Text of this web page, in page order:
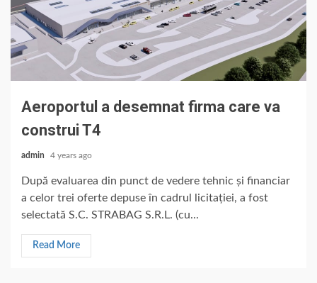
Aeroportul a desemnat firma care va
construi T4
admin 4 years ago
După evaluarea din punct de vedere tehnic și financiar
a celor trei oferte depuse în cadrul licitației, a fost
selectată S.C. STRABAG S.R.L. (cu...
Read More